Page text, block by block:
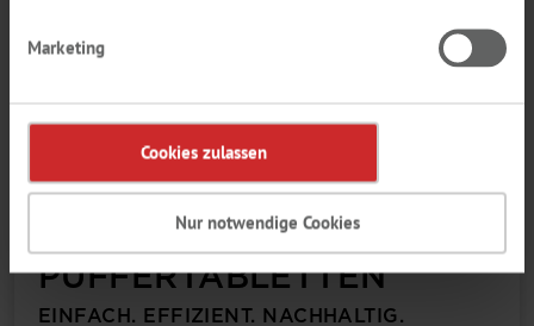
Marketing
Cookies zulassen
Nur notwendige Cookies
27.03.2026 Labor
NEU: BIOSOLUTE®
PUFFER­TABLETTEN
EINFACH. EFFIZIENT. NACHHALTIG.